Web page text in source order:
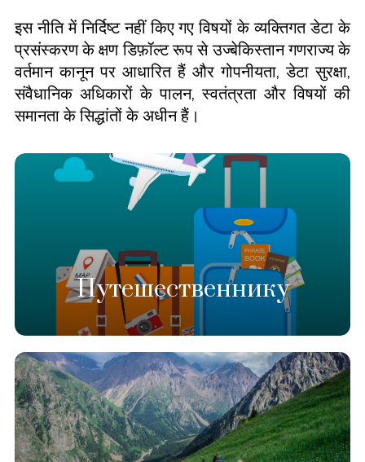
इस नीति में निर्दिष्ट नहीं किए गए विषयों के व्यक्तिगत डेटा के
प्रसंस्करण के क्षण डिफ़ॉल्ट रूप से उज्बेकिस्तान गणराज्य के
वर्तमान कानून पर आधारित हैं और गोपनीयता, डेटा सुरक्षा,
संवैधानिक अधिकारों के पालन, स्वतंत्रता और विषयों की
समानता के सिद्धांतों के अधीन हैं।
Путешественнику